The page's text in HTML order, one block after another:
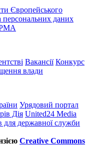
Європейського
персональних даних
Вакансії Конкурс
влади
Урядовий портал
Дія United24 Media
для державної служби
Creative Commons